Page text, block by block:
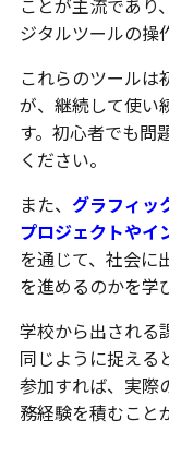
ことが主流であ
ジタルツールの操
これらのツールは
が、継続して使い
す。初心者でも問
ください。
また、 グラフィッ
プロジェクトやイ
を通じて、社会に
を進めるのかを学
学校から出される
同じように捉える
参加すれば、実際
務経験を積むこと